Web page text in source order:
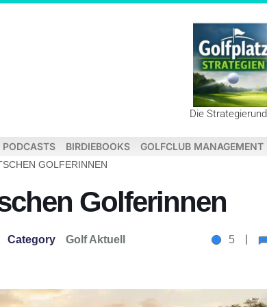
Die
PODCASTS BIRDIEBOOKS GOLFCLUB MANAGEMENT
GOLFERINNEN
Golferinnen
Category Golf Aktuell 5